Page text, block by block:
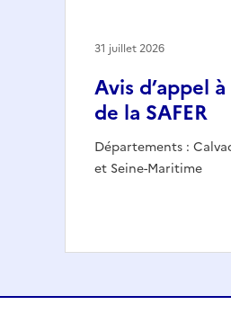
Avis d’appel
de la SAFER
Départements :
et Seine-Maritime
31 juillet 2026